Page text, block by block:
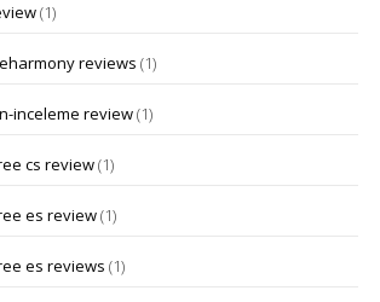
(1)
reviews (1)
inceleme review(1)
cs review(1)
es review(1)
es reviews (1)